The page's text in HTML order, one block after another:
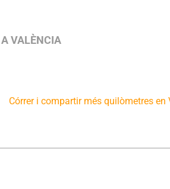
A VALÈNCIA
Córrer i compartir més quilòmetres